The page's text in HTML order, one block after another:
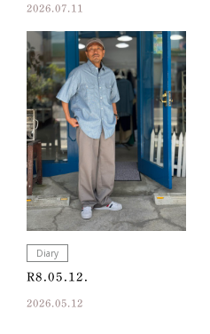
2026.07.11
Diary
R8.05.12.
2026.05.12